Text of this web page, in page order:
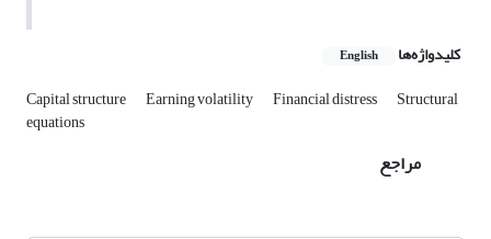
کلیدواژه‌ها English
Capital structure Earning volatility Financial distress Structural
equations
مراجع